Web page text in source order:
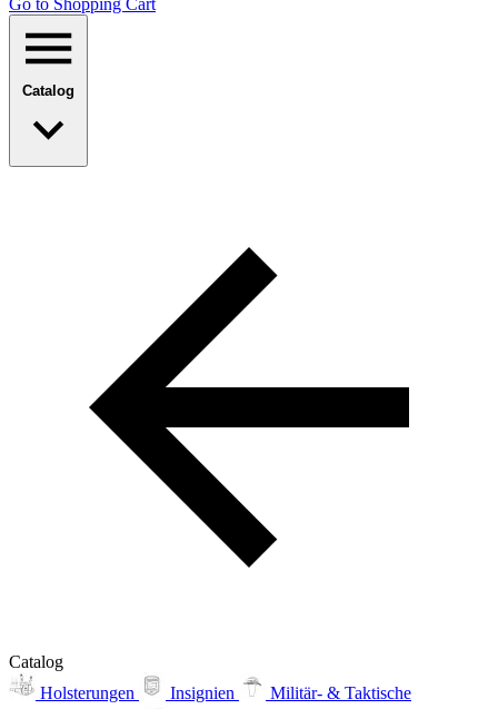
Go to Shopping Сart
Catalog
Catalog
Holsterungen
Insignien
Militär- & Taktische